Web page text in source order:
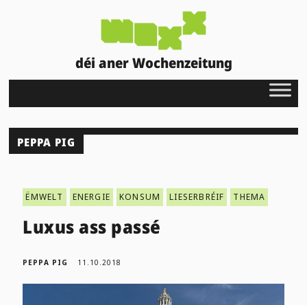
déi aner Wochenzeitung
PEPPA PIG
ËMWELT ENERGIE KONSUM LIESERBRÉIF THEMA
Luxus ass passé
PEPPA PIG 11.10.2018